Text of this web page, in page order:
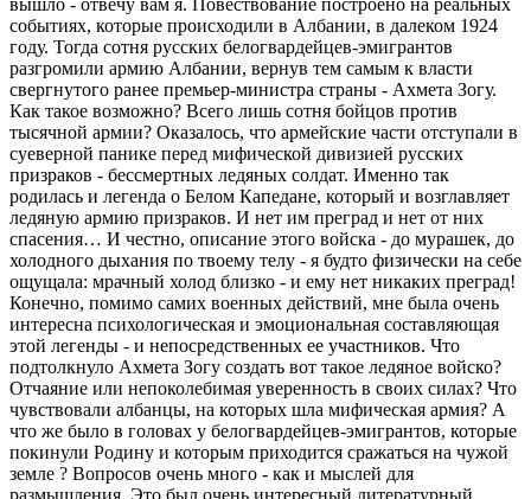
вышло - отвечу вам я. Повествование построено на реальных
событиях, которые происходили в Албании, в далеком 1924
году. Тогда сотня русских белогвардейцев-эмигрантов
разгромили армию Албании, вернув тем самым к власти
свергнутого ранее премьер-министра страны - Ахмета Зогу.
Как такое возможно? Всего лишь сотня бойцов против
тысячной армии? Оказалось, что армейские части отступали в
суеверной панике перед мифической дивизией русских
призраков - бессмертных ледяных солдат. Именно так
родилась и легенда о Белом Капедане, который и возглавляет
ледяную армию призраков. И нет им преград и нет от них
спасения… И честно, описание этого войска - до мурашек, до
холодного дыхания по твоему телу - я будто физически на себе
ощущала: мрачный холод близко - и ему нет никаких преград!
Конечно, помимо самих военных действий, мне была очень
интересна психологическая и эмоциональная составляющая
этой легенды - и непосредственных ее участников. Что
подтолкнуло Ахмета Зогу создать вот такое ледяное войско?
Отчаяние или непоколебимая уверенность в своих силах? Что
чувствовали албанцы, на которых шла мифическая армия? А
что же было в головах у белогвардейцев-эмигрантов, которые
покинули Родину и которым приходится сражаться на чужой
земле ? Вопросов очень много - как и мыслей для